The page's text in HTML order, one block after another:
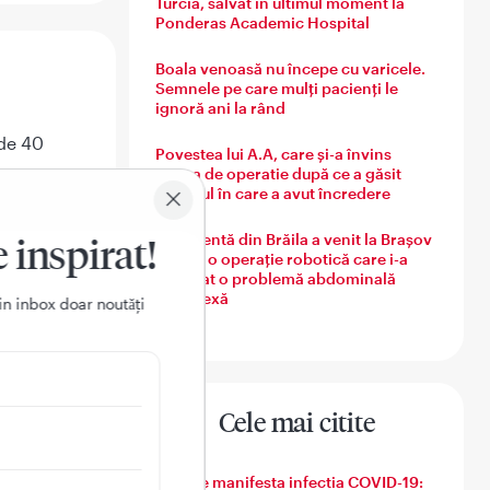
40
a
jos
inspirat!
inbox doar noutǎți
Ponderas Academic Hospital
Boala venoasă nu începe cu varicele.
Semnele pe care mulți pacienți le
ignoră ani la rând
Povestea lui A.A, care și-a învins
teama de operatie după ce a găsit
medicul în care a avut încredere
O pacientă din Brăila a venit la Brașov
pentru o operație robotică care i-a
rezolvat o problemă abdominală
complexă
Cele mai citite
Cum se manifesta infectia COVID-19: